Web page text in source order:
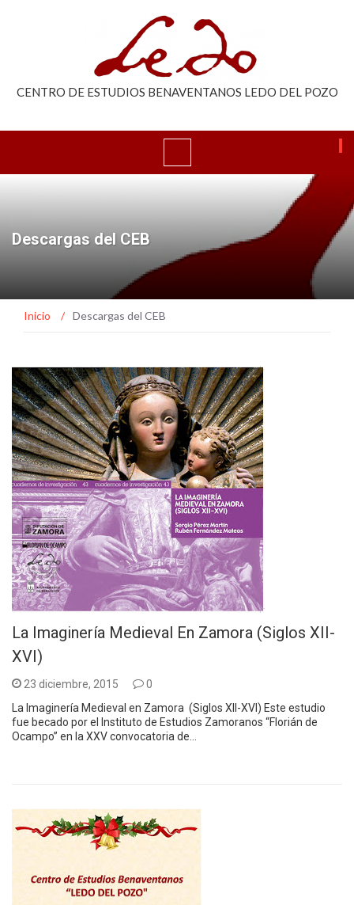
CENTRO DE ESTUDIOS BENAVENTANOS LEDO DEL POZO
Descargas del CEB
Inicio / Descargas del CEB
La Imaginería Medieval En Zamora (Siglos XII-
XVI)
23 diciembre, 2015
0
La Imaginería Medieval en Zamora (Siglos XII-XVI) Este estudio
fue becado por el Instituto de Estudios Zamoranos “Florián de
Ocampo” en la XXV convocatoria de…